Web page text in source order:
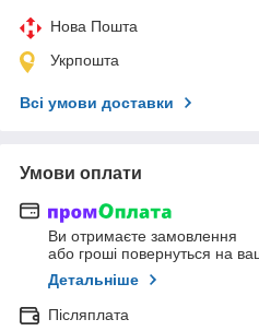
Нова Пошта
Укрпошта
Всі умови доставки
Умови оплати
Ви отримаєте замовлення
або гроші повернуться на
Детальніше
Післяплата